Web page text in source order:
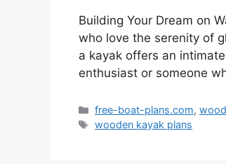
Building Your Dream on
who love the serenity of
a kayak offers an
enthusiast or someone
Kategorie
free-boat-plans.com,
Tagi
wooden kayak plans